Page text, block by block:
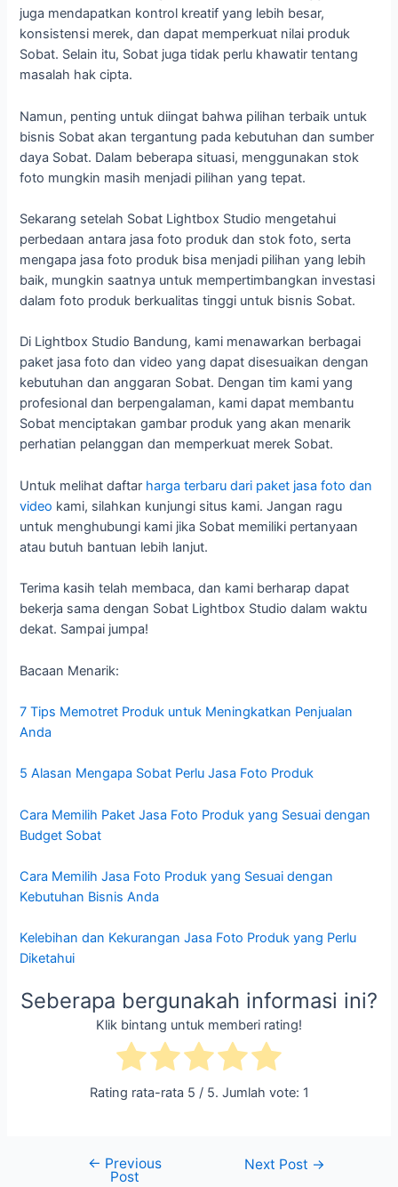
juga mendapatkan kontrol kreatif yang lebih besar,
konsistensi merek, dan dapat memperkuat nilai produk
Sobat. Selain itu, Sobat juga tidak perlu khawatir tentang
masalah hak cipta.
Namun, penting untuk diingat bahwa pilihan terbaik untuk
bisnis Sobat akan tergantung pada kebutuhan dan sumber
daya Sobat. Dalam beberapa situasi, menggunakan stok
foto mungkin masih menjadi pilihan yang tepat.
Sekarang setelah Sobat Lightbox Studio mengetahui
perbedaan antara jasa foto produk dan stok foto, serta
mengapa jasa foto produk bisa menjadi pilihan yang lebih
baik, mungkin saatnya untuk mempertimbangkan investasi
dalam foto produk berkualitas tinggi untuk bisnis Sobat.
Di Lightbox Studio Bandung, kami menawarkan berbagai
paket jasa foto dan video yang dapat disesuaikan dengan
kebutuhan dan anggaran Sobat. Dengan tim kami yang
profesional dan berpengalaman, kami dapat membantu
Sobat menciptakan gambar produk yang akan menarik
perhatian pelanggan dan memperkuat merek Sobat.
Untuk melihat daftar harga terbaru dari paket jasa foto dan
video kami, silahkan kunjungi situs kami. Jangan ragu
untuk menghubungi kami jika Sobat memiliki pertanyaan
atau butuh bantuan lebih lanjut.
Terima kasih telah membaca, dan kami berharap dapat
bekerja sama dengan Sobat Lightbox Studio dalam waktu
dekat. Sampai jumpa!
Bacaan Menarik:
7 Tips Memotret Produk untuk Meningkatkan Penjualan
Anda
5 Alasan Mengapa Sobat Perlu Jasa Foto Produk
Cara Memilih Paket Jasa Foto Produk yang Sesuai dengan
Budget Sobat
Cara Memilih Jasa Foto Produk yang Sesuai dengan
Kebutuhan Bisnis Anda
Kelebihan dan Kekurangan Jasa Foto Produk yang Perlu
Diketahui
Seberapa bergunakah informasi ini?
Klik bintang untuk memberi rating!
Rating rata-rata 5 / 5. Jumlah vote: 1
← Previous
Post
Next Post →